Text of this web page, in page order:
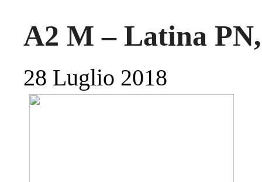
A2 M – Latina
28 Luglio 2018